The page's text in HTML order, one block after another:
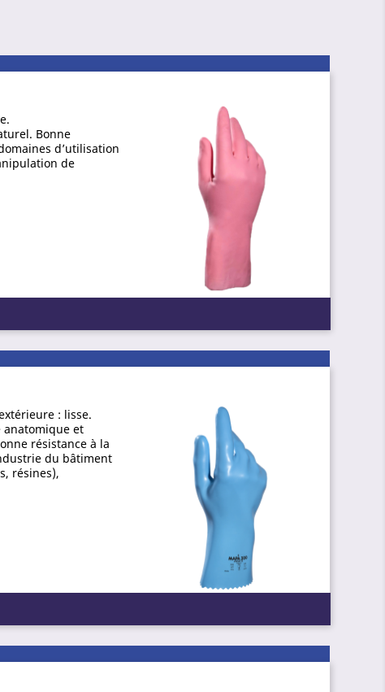
Bonne
d’utilisation
de
: lisse.
anatomique et
résistance à la
du bâtiment
résines),